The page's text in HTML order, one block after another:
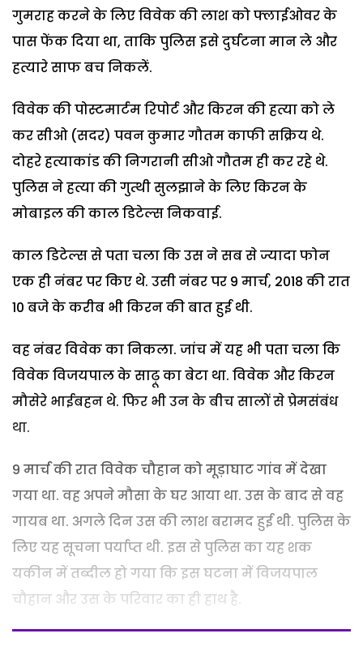
गुमराह करने के लिए विवेक की लाश को फ्लाईओवर के
पास फेंक दिया था, ताकि पुलिस इसे दुर्घटना मान ले और
हत्यारे साफ बच निकलें.
विवेक की पोस्टमार्टम रिपोर्ट और किरन की हत्या को ले
कर सीओ (सदर) पवन कुमार गौतम काफी सक्रिय थे.
दोहरे हत्याकांड की निगरानी सीओ गौतम ही कर रहे थे.
पुलिस ने हत्या की गुत्थी सुलझाने के लिए किरन के
मोबाइल की काल डिटेल्स निकवाई.
काल डिटेल्स से पता चला कि उस ने सब से ज्यादा फोन
एक ही नंबर पर किए थे. उसी नंबर पर 9 मार्च, 2018 की रात
10 बजे के करीब भी किरन की बात हुई थी.
वह नंबर विवेक का निकला. जांच में यह भी पता चला कि
विवेक विजयपाल के साढ़ू का बेटा था. विवेक और किरन
मौसेरे भाईबहन थे. फिर भी उन के बीच सालों से प्रेमसंबंध
था.
9 मार्च की रात विवेक चौहान को मूड़ाघाट गांव में देखा
गया था. वह अपने मौसा के घर आया था. उस के बाद से वह
गायब था. अगले दिन उस की लाश बरामद हुई थी. पुलिस के
लिए यह सूचना पर्याप्त थी. इस से पुलिस का यह शक
यकीन में तब्दील हो गया कि इस घटना में विजयपाल
चौहान और उस के परिवार का ही हाथ है.